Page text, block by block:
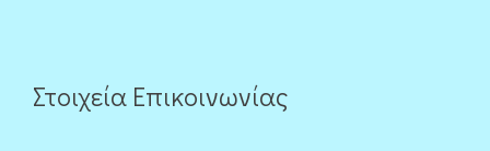
Στοιχεία Επικοινωνίας